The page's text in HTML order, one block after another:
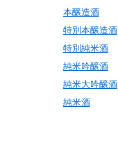
本醸造酒
特別本醸造酒
特別純米酒
純米吟醸酒
純米大吟醸酒
純米酒